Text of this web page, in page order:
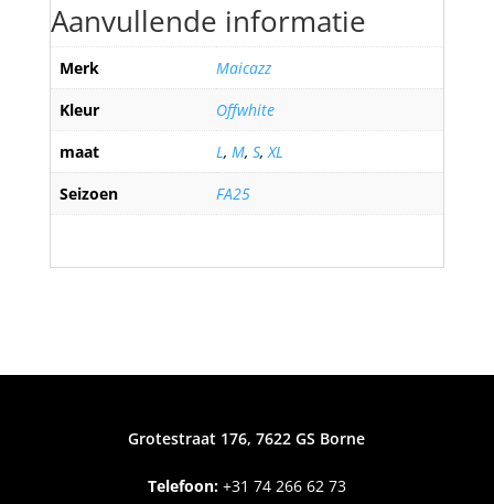
Aanvullende informatie
Merk
Maicazz
Kleur
Offwhite
maat
L, M, S,XL
Seizoen
FA25
Grotestraat 176, 7622 GS Borne
Telefoon:+31 74 266 62 73